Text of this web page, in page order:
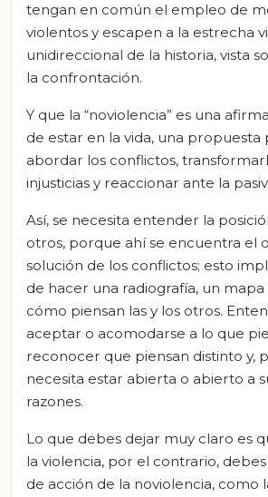
tengan en común el empleo de
violentos y escapen a la estrecha
unidireccional de la historia, vista
la confrontación.
Y que la “noviolencia” es una
de estar en la vida, una propuesta
abordar los conflictos,
injusticias y reaccionar ante la
Así, se necesita entender la
otros, porque ahí se encuentra el
solución de los conflictos; esto
de hacer una radiografía, un
cómo piensan las y los otros.
aceptar o acomodarse a lo que
reconocer que piensan distinto y,
necesita estar abierta o abierto a
razones.
Lo que debes dejar muy claro es
la violencia, por el contrario,
de acción de la noviolencia, como